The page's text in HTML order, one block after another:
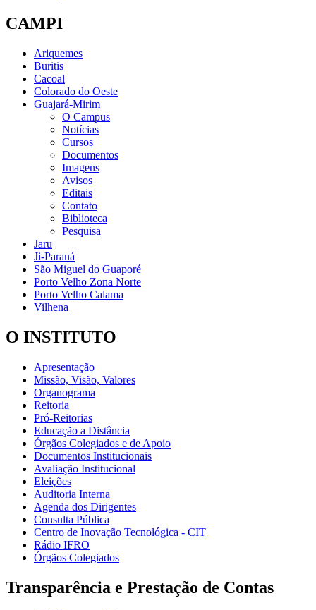
CAMPI
Ariquemes
Buritis
Cacoal
Colorado do Oeste
Guajará-Mirim
O Campus
Notícias
Cursos
Documentos
Imagens
Avisos
Editais
Contato
Biblioteca
Pesquisa
Jaru
Ji-Paraná
São Miguel do Guaporé
Porto Velho Zona Norte
Porto Velho Calama
Vilhena
O INSTITUTO
Apresentação
Missão, Visão, Valores
Organograma
Reitoria
Pró-Reitorias
Educação a Distância
Órgãos Colegiados e de Apoio
Documentos Institucionais
Avaliação Institucional
Eleições
Auditoria Interna
Agenda dos Dirigentes
Consulta Pública
Centro de Inovação Tecnológica - CIT
Rádio IFRO
Órgãos Colegiados
Transparência e Prestação de Contas